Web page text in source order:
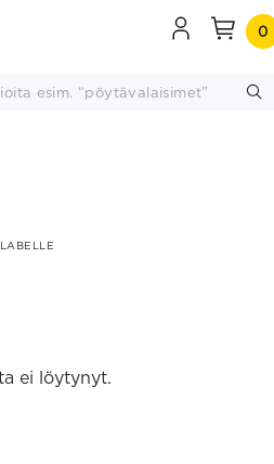
0
LABELLE
ei löytynyt.